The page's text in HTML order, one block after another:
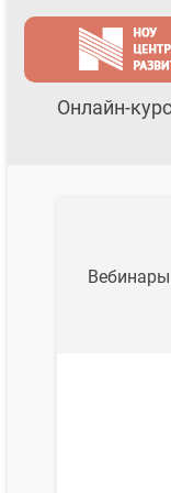
Онлайн-
Вебинары